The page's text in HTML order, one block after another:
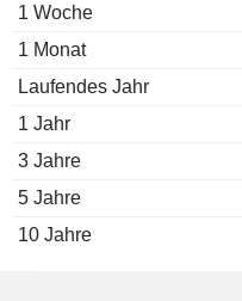
1 Woche
1 Monat
Laufendes Jahr
1 Jahr
3 Jahre
5 Jahre
10 Jahre